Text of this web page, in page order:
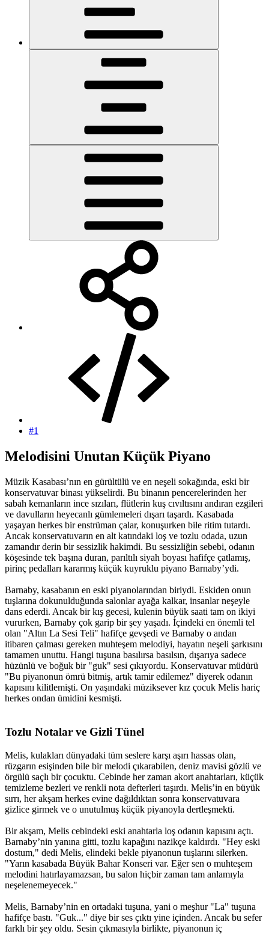
#1
Melodisini Unutan Küçük Piyano​
Müzik Kasabası’nın en gürültülü ve en neşeli sokağında, eski bir
konservatuvar binası yükselirdi. Bu binanın pencerelerinden her
sabah kemanların ince sızıları, flütlerin kuş cıvıltısını andıran ezgileri
ve davulların heyecanlı gümlemeleri dışarı taşardı. Kasabada
yaşayan herkes bir enstrüman çalar, konuşurken bile ritim tutardı.
Ancak konservatuvarın en alt katındaki loş ve tozlu odada, uzun
zamandır derin bir sessizlik hakimdi. Bu sessizliğin sebebi, odanın
köşesinde tek başına duran, parıltılı siyah boyası hafifçe çatlamış,
pirinç pedalları kararmış küçük kuyruklu piyano Barnaby’ydi.
Barnaby, kasabanın en eski piyanolarından biriydi. Eskiden onun
tuşlarına dokunulduğunda salonlar ayağa kalkar, insanlar neşeyle
dans ederdi. Ancak bir kış gecesi, kulenin büyük saati tam on ikiyi
vururken, Barnaby çok garip bir şey yaşadı. İçindeki en önemli tel
olan "Altın La Sesi Teli" hafifçe gevşedi ve Barnaby o andan
itibaren çalması gereken muhteşem melodiyi, hayatın neşeli şarkısını
tamamen unuttu. Hangi tuşuna basılırsa basılsın, dışarıya sadece
hüzünlü ve boğuk bir "guk" sesi çıkıyordu. Konservatuvar müdürü
"Bu piyanonun ömrü bitmiş, artık tamir edilemez" diyerek odanın
kapısını kilitlemişti. On yaşındaki müziksever kız çocuk Melis hariç
herkes ondan ümidini kesmişti.
Tozlu Notalar ve Gizli Tünel​
Melis, kulakları dünyadaki tüm seslere karşı aşırı hassas olan,
rüzgarın esişinden bile bir melodi çıkarabilen, deniz mavisi gözlü ve
örgülü saçlı bir çocuktu. Cebinde her zaman akort anahtarları, küçük
temizleme bezleri ve renkli nota defterleri taşırdı. Melis’in en büyük
sırrı, her akşam herkes evine dağıldıktan sonra konservatuvara
gizlice girmek ve o unutulmuş küçük piyanoyla dertleşmekti.
Bir akşam, Melis cebindeki eski anahtarla loş odanın kapısını açtı.
Barnaby’nin yanına gitti, tozlu kapağını nazikçe kaldırdı. "Hey eski
dostum," dedi Melis, elindeki bekle piyanonun tuşlarını silerken.
"Yarın kasabada Büyük Bahar Konseri var. Eğer sen o muhteşem
melodini hatırlayamazsan, bu salon hiçbir zaman tam anlamıyla
neşelenemeyecek."
Melis, Barnaby’nin en ortadaki tuşuna, yani o meşhur "La" tuşuna
hafifçe bastı. "Guk..." diye bir ses çıktı yine içinden. Ancak bu sefer
farklı bir şey oldu. Sesin çıkmasıyla birlikte, piyanonun iç